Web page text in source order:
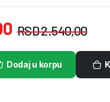
RSD2.540,00
Dodaj u korpu